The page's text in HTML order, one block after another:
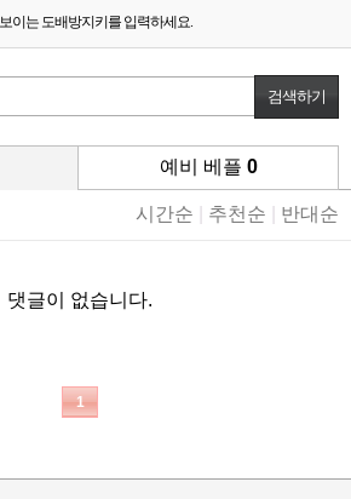
보이는 도배방지키를 입력하세요.
예비 베플 0
시간순 추천순 반대순
댓글이 없습니다.
1